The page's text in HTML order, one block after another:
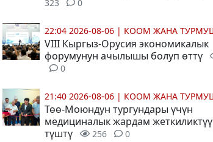
323 0
22:04 2026-08-06 | КООМ ЖАНА
VIII Кыргыз-Орусия экономикалык
форумунун ачылышы болуп өттү
0
21:40 2026-08-06 | КООМ ЖАНА
Төө-Моюндун тургундары үчүн
медициналык жардам
түштү
256 0